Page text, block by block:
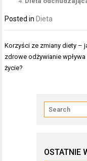
Posted inDieta
Nawigacja
wpisu
Korzyści ze zmiany diety –
zdrowe odżywianie wpływa
życie?
OSTATNIE